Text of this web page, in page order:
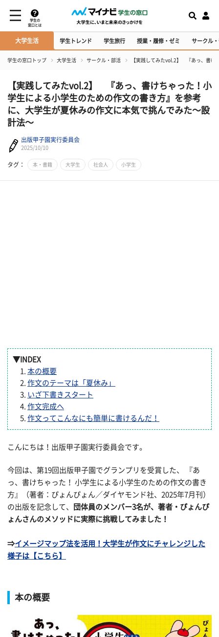
学生の
窓口とは
大学生活 学生トレンド 学生旅行 授業・履修・ゼミ サークル
学生の窓口トップ 大学生活 サークル・部活 【実践してみたvol.2】 『あっ、書け
【実践してみたvol.2】 『あっ、書けちゃった！小
学生による小学生のための作文の書き方』を参考
に、大学生が夏休みの作文に本気で挑んでみた～設
計法～
出版甲子園実行委員会
2025/10/10
タグ： 本・書籍 大学生 社会人 小学生
▼INDEX
本の概要
作文のテーマは「夏休み」
いざ下書きスタート
作文完成へ
作文ってこんなにも簡単に書けるんだ！
こんにちは！出版甲子園実行委員会です。
今回は、第19回出版甲子園でグランプリを受賞した、 『あ
っ、書けちゃった！ 小学生による小学生のための作文の書き
方』（著者：ぴょんぴょん／ダイヤモンド社、2025年7月刊）
の出版を記念して、
団体員のメンバー3名が、著者・ぴょんぴ
ょんさんのメソッドに実際に挑戦してみました！
⇒イメージマップ法を活用！大学生が作文にチャレンジした
様子は【こちら】
本の概要